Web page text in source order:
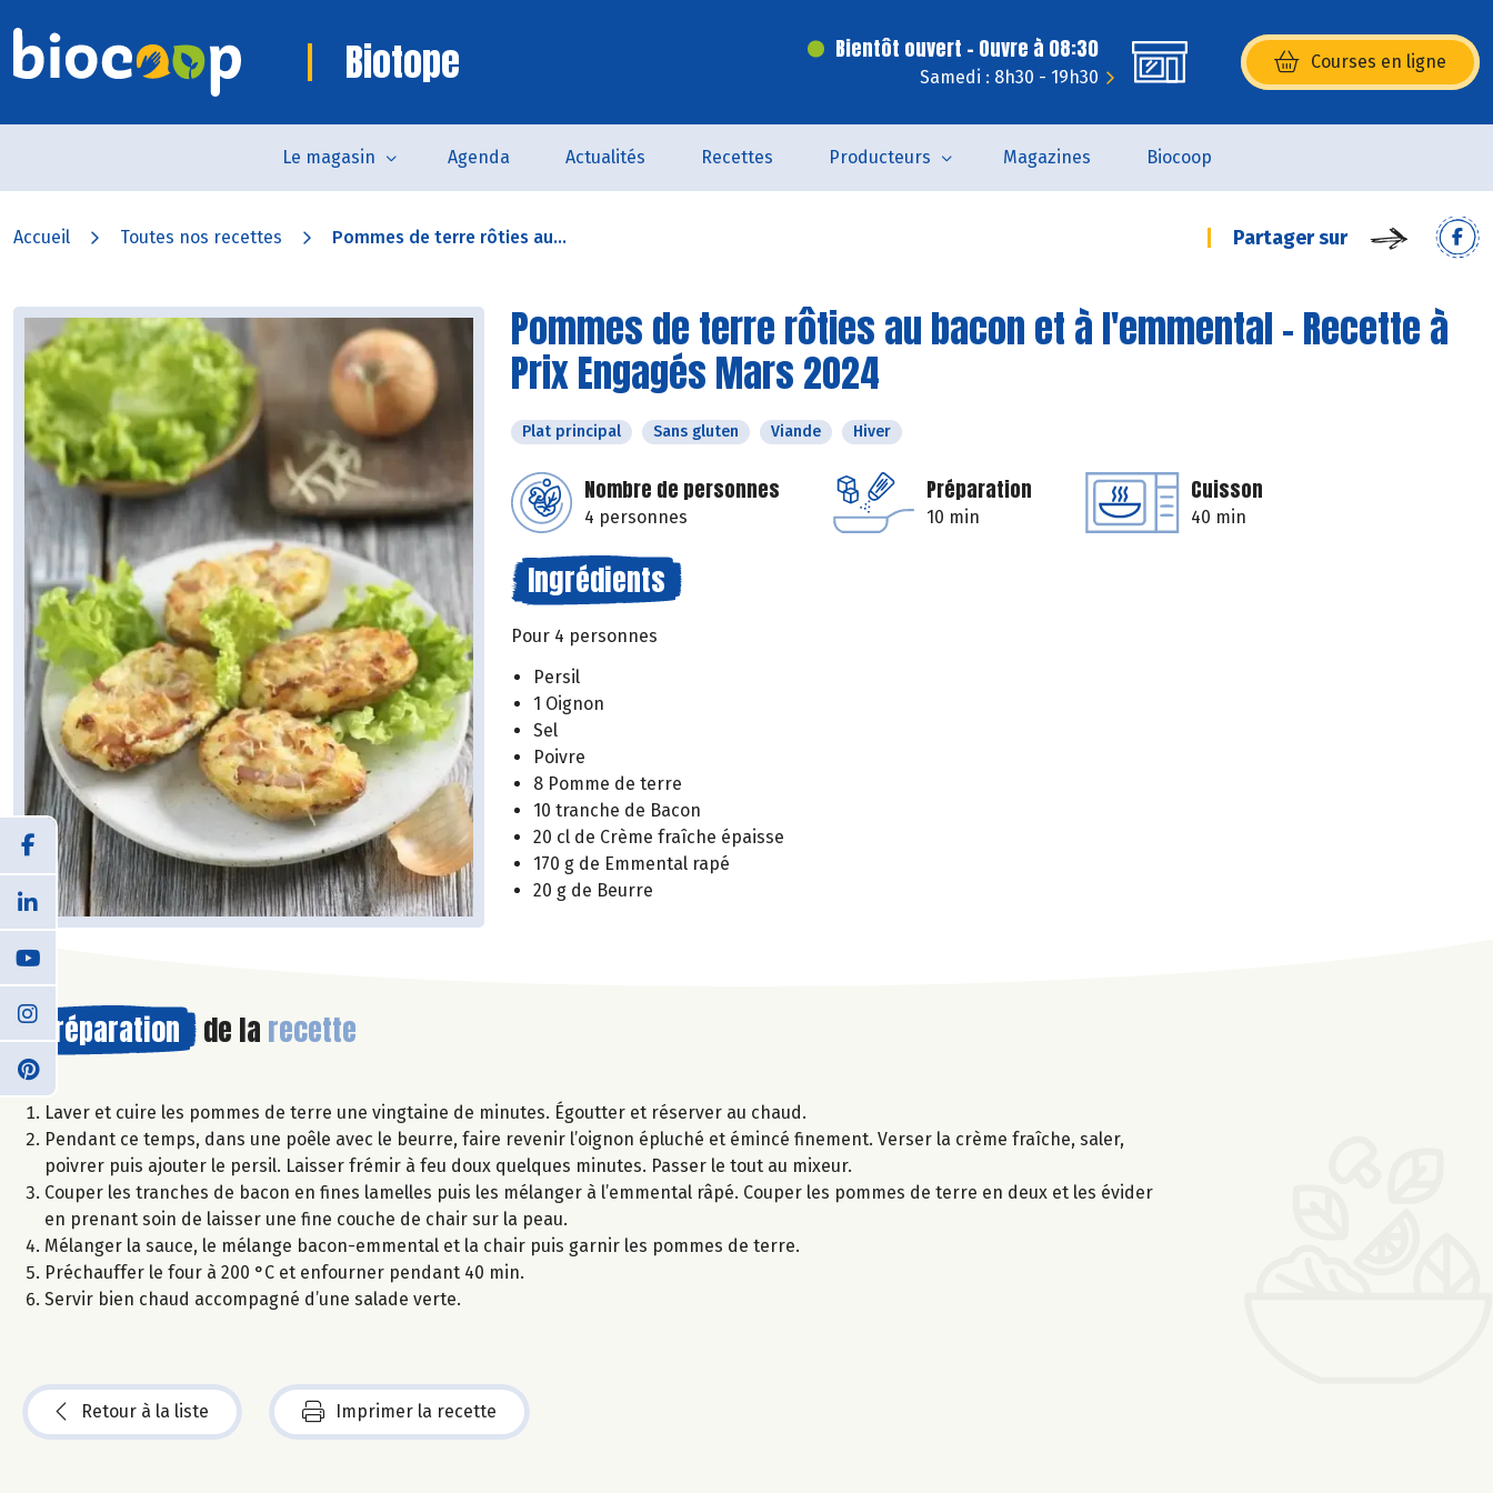
Biotope Bientôt ouvert - Ouvre à 08:30
Samedi : 8h30 - 19h30
Courses en ligne
(s’ouvre dans une nouvelle
Le magasin Agenda Actualités Recettes Producteurs Magazines Biocoop
Accueil Toutes nos recettes Pommes de terre rôties au... Partager sur
Pommes de terre rôties au bacon et à l'emmental - Recette à
Prix Engagés Mars 2024
Plat principal Sans gluten Viande Hiver
Nombre de personnes
4 personnes
Préparation
10 min
Cuisson
40 min
Ingrédients
Pour 4 personnes
Persil
1 Oignon
Sel
Poivre
8 Pomme de terre
10 tranche de Bacon
20 cl de Crème fraîche épaisse
170 g de Emmental rapé
20 g de Beurre
Préparation de la recette
Laver et cuire les pommes de terre une vingtaine de minutes. Égoutter et réserver au chaud.
Pendant ce temps, dans une poêle avec le beurre, faire revenir l’oignon épluché et émincé finement. Verser la crème fraîche, saler,
poivrer puis ajouter le persil. Laisser frémir à feu doux quelques minutes. Passer le tout au mixeur.
Couper les tranches de bacon en fines lamelles puis les mélanger à l’emmental râpé. Couper les pommes de terre en deux et les évider
en prenant soin de laisser une fine couche de chair sur la peau.
Mélanger la sauce, le mélange bacon-emmental et la chair puis garnir les pommes de terre.
Préchauffer le four à 200 °C et enfourner pendant 40 min.
Servir bien chaud accompagné d’une salade verte.
Retour à la liste Imprimer la recette